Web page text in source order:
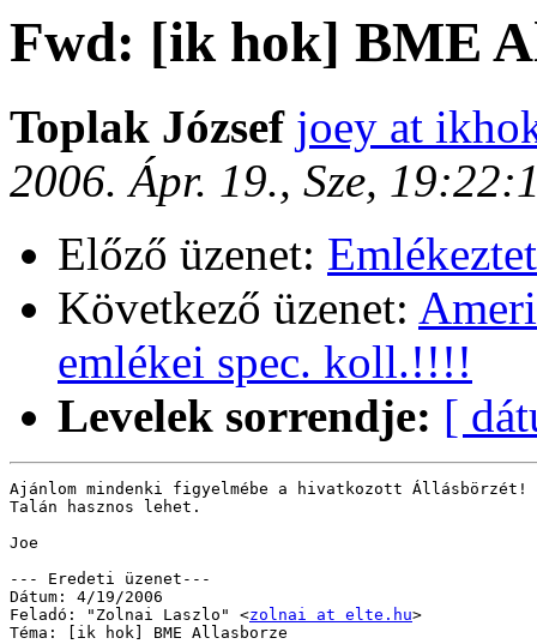
Fwd: [ik hok] BME
Toplak József joey at
2006. Ápr. 19., Sze,
Előző üzenet:
Következő üzenet:
emlékei spec. koll.!!!!
Levelek sorrendje: [
Ajánlom mindenki figyelmébe a hivatkozott Állásbörzét!
Talán hasznos lehet.
Joe
--- Eredeti üzenet---
Dátum: 4/19/2006
Feladó: "Zolnai Laszlo" <zolnai at elte.hu>
Téma: [ik hok] BME Allasborze